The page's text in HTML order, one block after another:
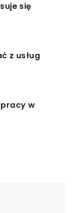
się
z usług
w